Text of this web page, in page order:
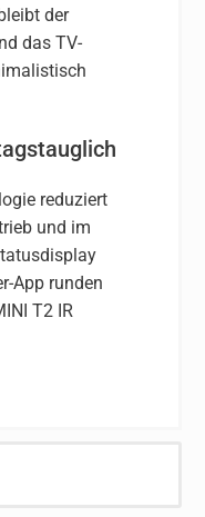
der
das TV-
reduziert
und im
App runden
T2 IR